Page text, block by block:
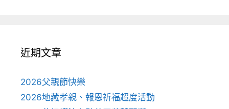
近期文章
2026父親節快樂
2026地藏孝親、報恩祈福超度活動